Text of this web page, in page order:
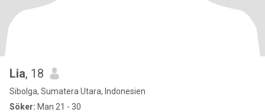
Lia, 18
Sibolga, Sumatera Utara, Indonesien
Söker: Man 21 - 30